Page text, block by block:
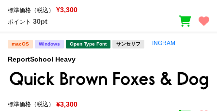
標準価格（税込） ¥3,300
ポイント 30pt
macOS Windows Open Type Font サンセリフ INGRAM
ReportSchool Heavy
標準価格（税込） ¥3,300